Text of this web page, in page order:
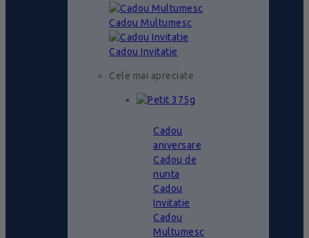
Cadou Multumesc
Cadou Invitatie
Cele mai apreciate
Cadou
aniversare
Cadou de
nunta
Cadou
Invitatie
Cadou
Multumesc